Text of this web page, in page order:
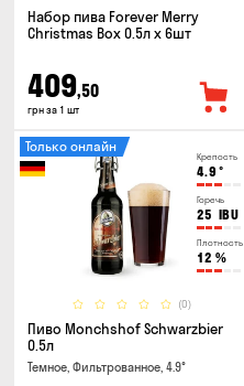
Набор пива Forever Merry
Christmas Box 0.5л x 6шт
409,50
грн за 1 шт
Крепость
4.9 °
Горечь
25 IBU
Плотность
12 %
(0)
Только онлайн
Пиво Monchshof Schwarzbier
0.5л
Темное, Фильтрованное, 4.9°